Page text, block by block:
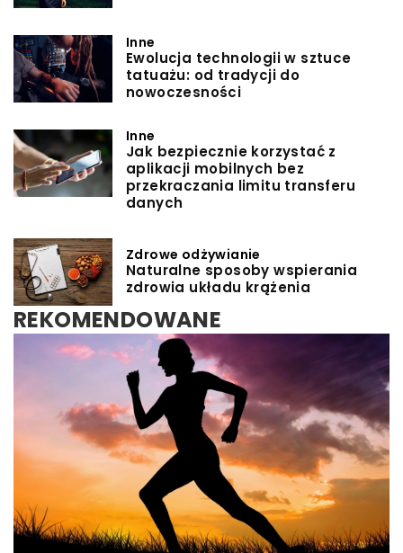
Inne
Ewolucja technologii w sztuce
tatuażu: od tradycji do
nowoczesności
Inne
Jak bezpiecznie korzystać z
aplikacji mobilnych bez
przekraczania limitu transferu
danych
Zdrowe odżywianie
Naturalne sposoby wspierania
zdrowia układu krążenia
REKOMENDOWANE